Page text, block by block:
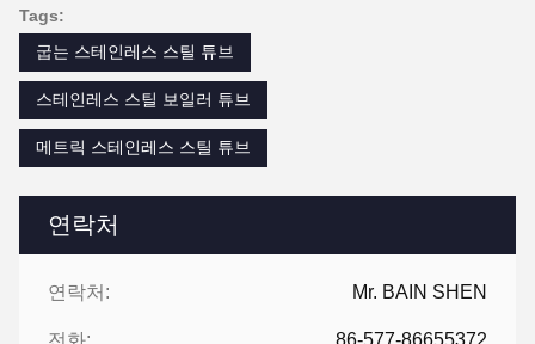
연락처
연락처: Mr. BAIN SHEN
Tags:
굽는 스테인레스 스틸 튜브
스테인레스 스틸 보일러 튜브
메트릭 스테인레스 스틸 튜브